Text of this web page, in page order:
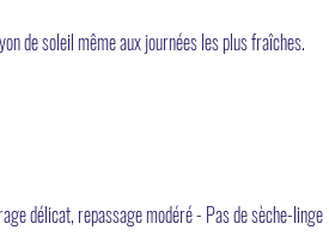
de soleil même aux journées les plus fraîches.
délicat, repassage modéré - Pas de sèche-linge